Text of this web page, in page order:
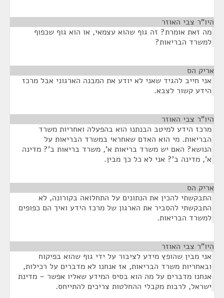
היו"ר צבי האוזר
מה זאת אומרת? זה גוף שהוא עצמאי, או הוא גוף שכפוף
למשרד הבריאות?
אריק הס
אני חייב להגיד שאני לא יודע את המבנה הארגוני אבל מרכז
הידע קשור לצבא.
היו"ר צבי האוזר
מרכז הידע למיטב הבנתנו הוא בהפעלה ואחריות משרד
הבריאות. מי הוא האדם שאחראי במשרד הבריאות על
הנושא? האם יש משרד בריאות א', משרד בריאות ב'? מדינה
א', מדינה ב'? אני לא כל כך מבין.
אריק הס
התבקשתי להכין את הנתונים על התחלואה בקורונה, לא
התבקשתי להסביר את הארגון של מרכז הידע ואיך הם כפופים
למשרד הבריאות.
היו"ר צבי האוזר
אני מבין שהופץ מידע לציבור על ידי גוף שהוא בפיקוח
ובאחריות משרד הבריאות, אז אנחנו לא מדברים על רכילות,
אנחנו מדברים על מה הוא בסיס המידע שאליו אפשר – מדינת
ישראל, לרבות מקבלי ההחלטות צריכים להתייחס.